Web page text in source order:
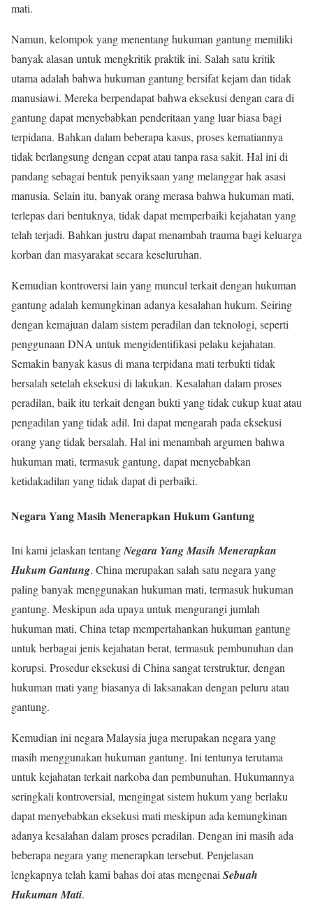
mati.
Namun, kelompok yang menentang hukuman gantung memiliki
banyak alasan untuk mengkritik praktik ini. Salah satu kritik
utama adalah bahwa hukuman gantung bersifat kejam dan tidak
manusiawi. Mereka berpendapat bahwa eksekusi dengan cara di
gantung dapat menyebabkan penderitaan yang luar biasa bagi
terpidana. Bahkan dalam beberapa kasus, proses kematiannya
tidak berlangsung dengan cepat atau tanpa rasa sakit. Hal ini di
pandang sebagai bentuk penyiksaan yang melanggar hak asasi
manusia. Selain itu, banyak orang merasa bahwa hukuman mati,
terlepas dari bentuknya, tidak dapat memperbaiki kejahatan yang
telah terjadi. Bahkan justru dapat menambah trauma bagi keluarga
korban dan masyarakat secara keseluruhan.
Kemudian kontroversi lain yang muncul terkait dengan hukuman
gantung adalah kemungkinan adanya kesalahan hukum. Seiring
dengan kemajuan dalam sistem peradilan dan teknologi, seperti
penggunaan DNA untuk mengidentifikasi pelaku kejahatan.
Semakin banyak kasus di mana terpidana mati terbukti tidak
bersalah setelah eksekusi di lakukan. Kesalahan dalam proses
peradilan, baik itu terkait dengan bukti yang tidak cukup kuat atau
pengadilan yang tidak adil. Ini dapat mengarah pada eksekusi
orang yang tidak bersalah. Hal ini menambah argumen bahwa
hukuman mati, termasuk gantung, dapat menyebabkan
ketidakadilan yang tidak dapat di perbaiki.
Negara Yang Masih Menerapkan Hukum Gantung
Ini kami jelaskan tentangNegara Yang Masih Menerapkan
Hukum Gantung. China merupakan salah satu negara yang
paling banyak menggunakan hukuman mati, termasuk hukuman
gantung. Meskipun ada upaya untuk mengurangi jumlah
hukuman mati, China tetap mempertahankan hukuman gantung
untuk berbagai jenis kejahatan berat, termasuk pembunuhan dan
korupsi. Prosedur eksekusi di China sangat terstruktur, dengan
hukuman mati yang biasanya di laksanakan dengan peluru atau
gantung.
Kemudian ini negara Malaysia juga merupakan negara yang
masih menggunakan hukuman gantung. Ini tentunya terutama
untuk kejahatan terkait narkoba dan pembunuhan. Hukumannya
seringkali kontroversial, mengingat sistem hukum yang berlaku
dapat menyebabkan eksekusi mati meskipun ada kemungkinan
adanya kesalahan dalam proses peradilan. Dengan ini masih ada
beberapa negara yang menerapkan tersebut. Penjelasan
lengkapnya telah kami bahas doi atas mengenai Sebuah
Hukuman Mati.